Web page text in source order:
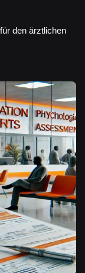
den ärztlichen